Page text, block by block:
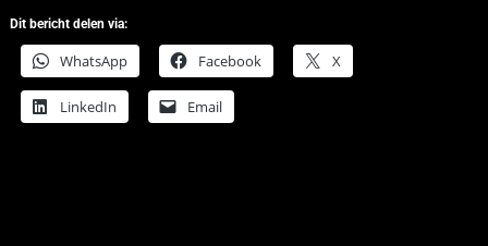
Dit bericht delen via:
WhatsApp Facebook X
LinkedIn Email